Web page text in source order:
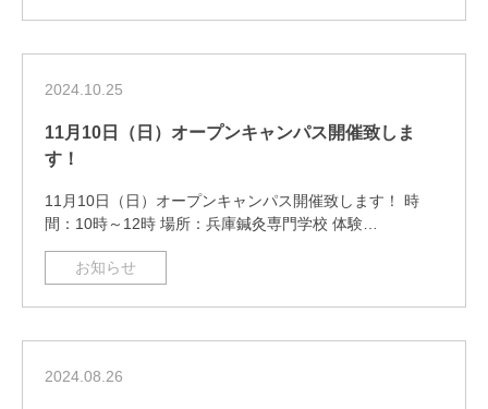
2024.10.25
11月10日（日）オープンキャンパス開催致しま
す！
11月10日（日）オープンキャンパス開催致します！ 時
間：10時～12時 場所：兵庫鍼灸専門学校 体験…
お知らせ
2024.08.26